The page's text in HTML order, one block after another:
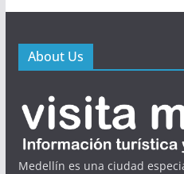
About Us
Medellín es una ciudad